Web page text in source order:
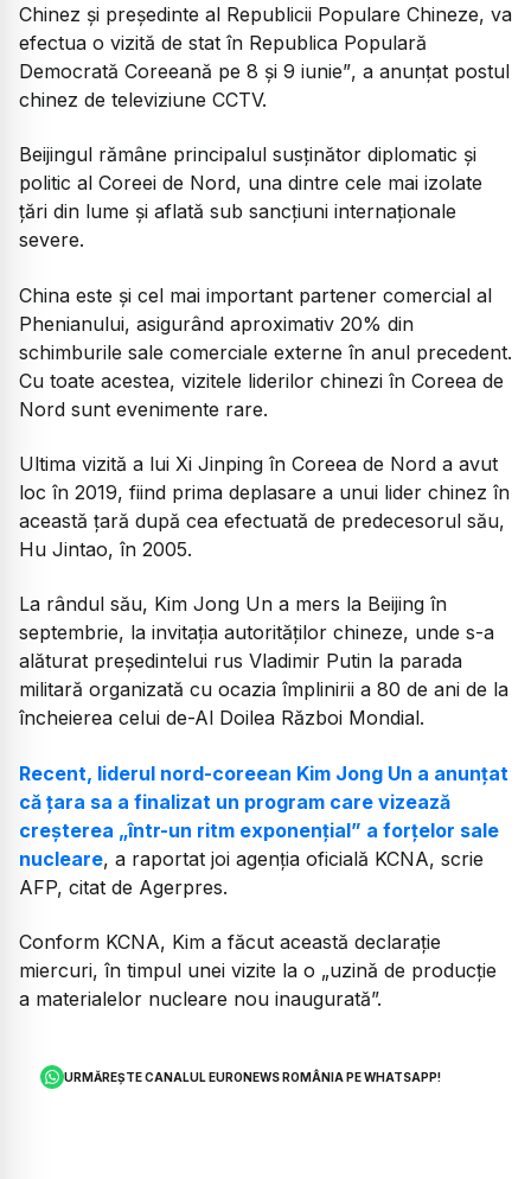
Chinez și președinte al Republicii Populare Chineze, va
efectua o vizită de stat în Republica Populară
Democrată Coreeană pe 8 și 9 iunie”, a anunțat postul
chinez de televiziune CCTV.
Beijingul rămâne principalul susținător diplomatic și
politic al Coreei de Nord, una dintre cele mai izolate
țări din lume și aflată sub sancțiuni internaționale
severe.
China este și cel mai important partener comercial al
Phenianului, asigurând aproximativ 20% din
schimburile sale comerciale externe în anul precedent.
Cu toate acestea, vizitele liderilor chinezi în Coreea de
Nord sunt evenimente rare.
Ultima vizită a lui Xi Jinping în Coreea de Nord a avut
loc în 2019, fiind prima deplasare a unui lider chinez în
această țară după cea efectuată de predecesorul său,
Hu Jintao, în 2005.
La rândul său, Kim Jong Un a mers la Beijing în
septembrie, la invitația autorităților chineze, unde s-a
alăturat președintelui rus Vladimir Putin la parada
militară organizată cu ocazia împlinirii a 80 de ani de la
încheierea celui de-Al Doilea Război Mondial.
Recent, liderul nord-coreean Kim Jong Un a anunțat
că țara sa a finalizat un program care vizează
creșterea „într-un ritm exponențial” a forțelor sale
nucleare, a raportat joi agenția oficială KCNA, scrie
AFP, citat de Agerpres.
Conform KCNA, Kim a făcut această declarație
miercuri, în timpul unei vizite la o „uzină de producție
a materialelor nucleare nou inaugurată”.
URMĂREȘTE CANALUL EURONEWS ROMÂNIA PE WHATSAPP!